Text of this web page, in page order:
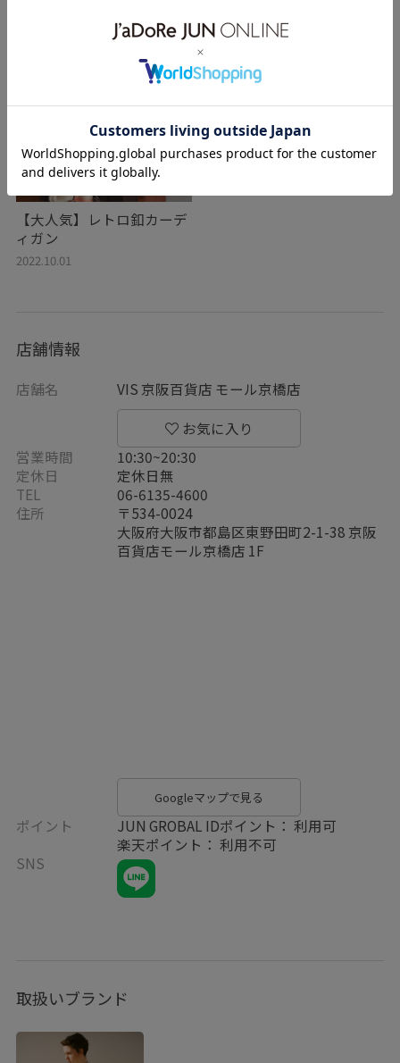
【大人気】レトロ釦カーデ
ィガン
2022.10.01
店舗情報
店舗名 VIS 京阪百貨店 モール京橋店
営業時間
10:30~20:30
定休日
定休日無
TEL
06-6135-4600
住所
〒534-0024
大阪府大阪市都島区東野田町2-1-38 京阪
百貨店モール京橋店 1F
Googleマップで見る
ポイント
JUN GROBAL IDポイント： 利用可
楽天ポイント： 利用不可
SNS
取扱いブランド